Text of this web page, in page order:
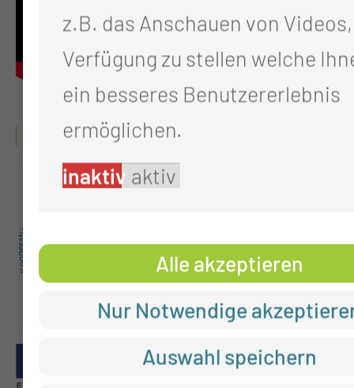
QUALITÄTSNACHWEISE
z.B. das Anschauen von
Verfügung zu stellen welche
ein besseres Benutzererlebnis
ermöglichen.
inaktiv aktiv
Alle akzeptieren
Nur Notwendige
Auswahl speichern